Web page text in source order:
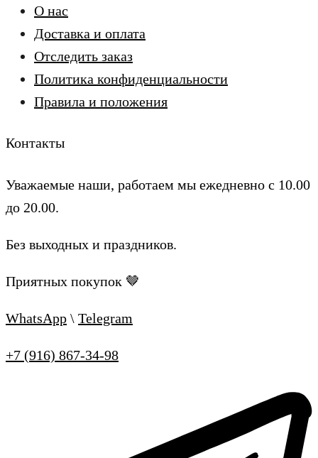
О нас
Доставка и оплата
Отследить заказ
Политика конфиденциальности
Правила и положения
Контакты
Уважаемые наши, работаем мы ежедневно с 10.00
до 20.00.
Без выходных и праздников.
Приятных покупок 🤎
WhatsApp \ Telegram
+7 (916) 867-34-98